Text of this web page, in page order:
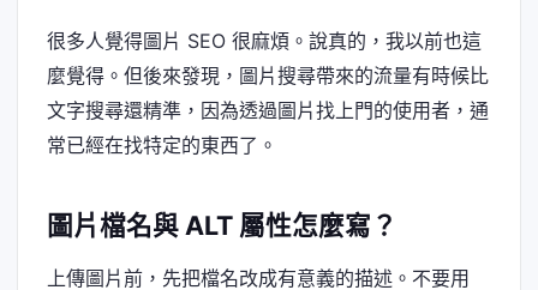
很多人覺得圖片 SEO 很麻煩。說真的，我以前也這
麼覺得。但後來發現，圖片搜尋帶來的流量有時候比
文字搜尋還精準，因為透過圖片找上門的使用者，通
常已經在找特定的東西了。
圖片檔名與 ALT 屬性怎麼寫？
上傳圖片前，先把檔名改成有意義的描述。不要用